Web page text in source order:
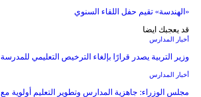
«الهندسة» تقيم حفل اللقاء السنوي
قد يعجبك ايضا
أخبار المدارس
وزير التربية يصدر قرارًا بإلغاء الترخيص التعليمي للمدرسة
أخبار المدارس
مجلس الوزراء: جاهزية المدارس وتطوير التعليم أولوية مع